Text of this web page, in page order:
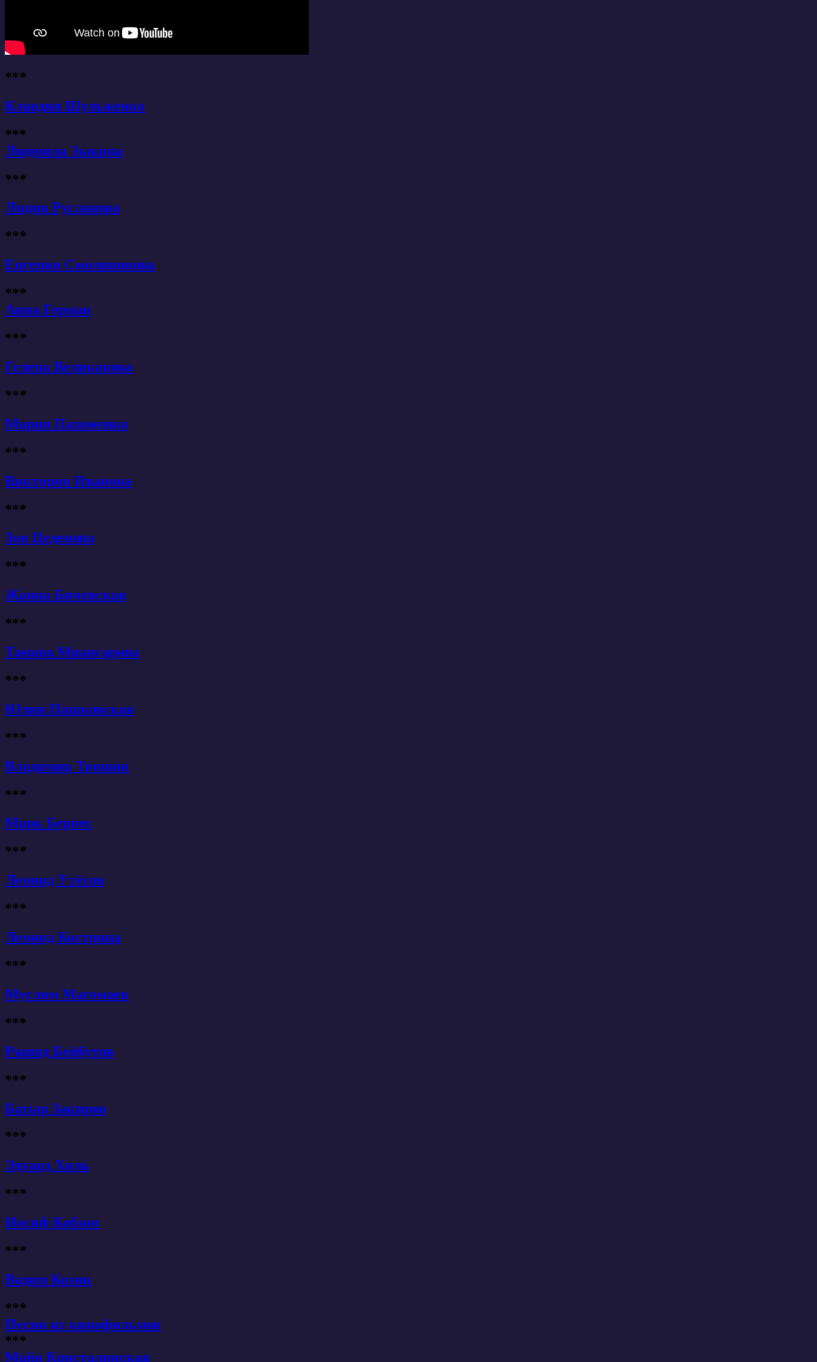
***
Клавдия Шульженко
***
Людмила Зыкина
***
Лидия Русланова
***
Евгения Смолянинова
***
Анна Герман
***
Гелена Великанова
***
Мария Пахоменко
***
Виктория Иванова
***
Зоя Цеденова
***
Жанна Бичевская
***
Тамара Миансарова
***
Юлия Пашковская
***
Владимир Трошин
***
Марк Бернес
***
Леонид Утёсов
***
Леонид Кострица
***
Муслим Магомаев
***
Рашид Бейбутов
***
Батыр Закиров
***
Эдуард Хиль
***
Иосиф Кобзон
***
Вадим Козин
***
Песни из кинофильмов
***
Майя Кристалинская